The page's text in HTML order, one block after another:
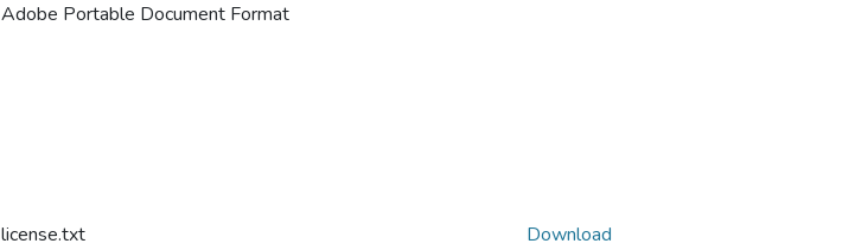
Adobe Portable Document Format
license.txt
Download